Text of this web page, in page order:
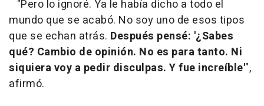
"Pero lo ignoré. Ya le había dicho a todo el
mundo que se acabó. No soy uno de esos tipos
que se echan atrás. Después pensé: '¿Sabes
qué? Cambio de opinión. No es para tanto. Ni
siquiera voy a pedir disculpas. Y fue increíble'",
afirmó.